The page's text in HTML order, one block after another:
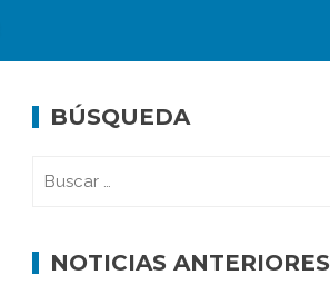
BÚSQUEDA
NOTICIAS ANTERIORES